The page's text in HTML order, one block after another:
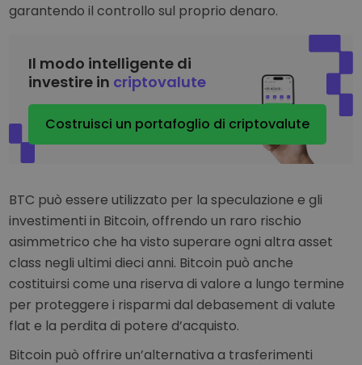
garantendo il controllo sul proprio denaro.
Il modo intelligente di
investire in criptovalute
Costruisci un portafoglio di criptovalute
BTC può essere utilizzato per la speculazione e gli
investimenti in Bitcoin, offrendo un raro rischio
asimmetrico che ha visto superare ogni altra asset
class negli ultimi dieci anni. Bitcoin può anche
costituirsi come una riserva di valore a lungo termine
per proteggere i risparmi dal debasement di valute
flat e la perdita di potere d’acquisto.
Bitcoin può offrire un’alternativa a trasferimenti